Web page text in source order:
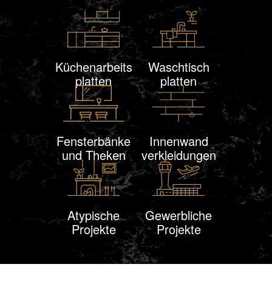
Küchenarbeits
platten
Waschtisch
platten
Fensterbänke
und Theken
Innenwand
verkleidungen
Atypische
Projekte
Gewerbliche
Projekte